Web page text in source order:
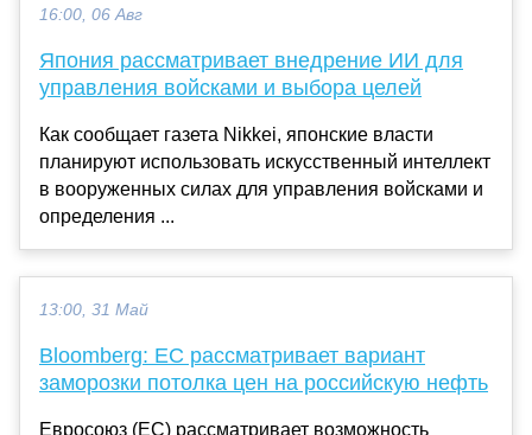
16:00, 06 Авг
Япония рассматривает внедрение ИИ для
управления войсками и выбора целей
Как сообщает газета Nikkei, японские власти
планируют использовать искусственный интеллект
в вооруженных силах для управления войсками и
определения ...
13:00, 31 Май
Bloomberg: ЕС рассматривает вариант
заморозки потолка цен на российскую нефть
Евросоюз (ЕС) рассматривает возможность